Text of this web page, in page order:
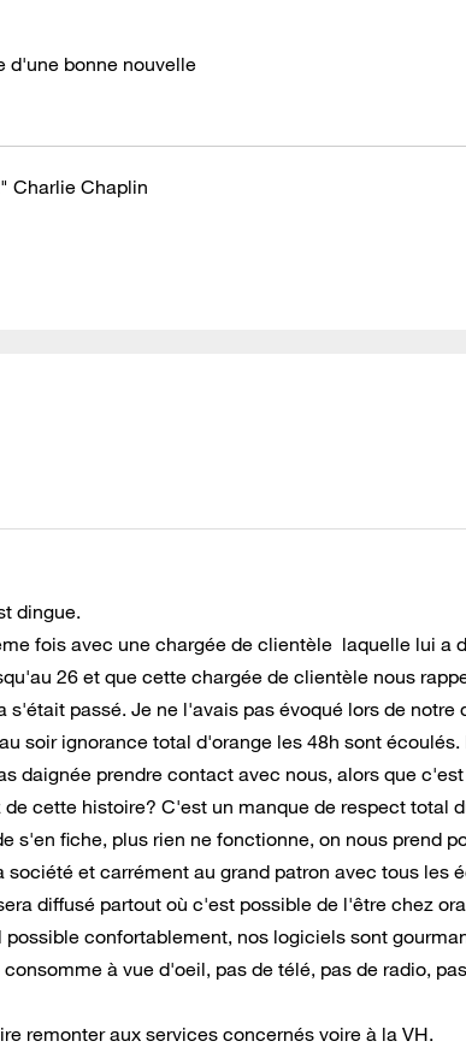
d'une bonne nouvelle
Charlie Chaplin
dingue.
fois avec une chargée de clientèle laquelle lui a
26 et que cette chargée de clientèle nous
passé. Je ne l'avais pas évoqué lors de notre
soir ignorance total d'orange les 48h sont écoulés.
daignée prendre contact avec nous, alors que
cette histoire? C'est un manque de respect total
s'en fiche, plus rien ne fonctionne, on nous prend
société et carrément au grand patron avec tous les
diffusé partout où c'est possible de l'être chez
confortablement, nos logiciels sont
à vue d'oeil, pas de télé, pas de radio,
remonter aux services concernés voire à la VH.